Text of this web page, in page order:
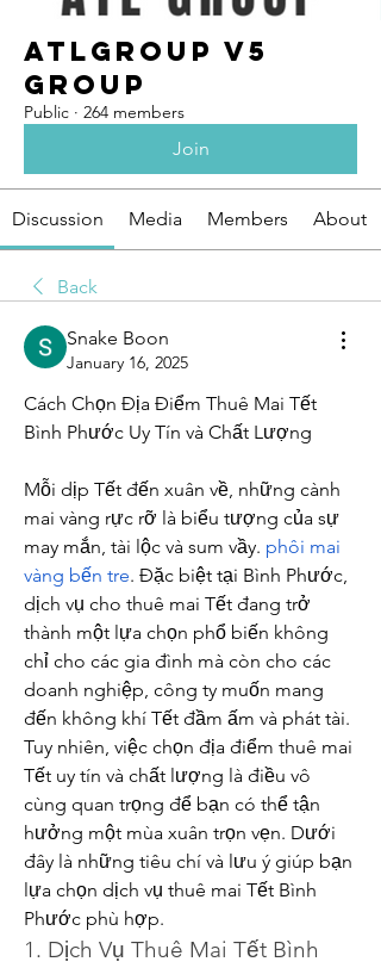
ATLGroup v5
Group
Public · 264 members
Join
Discussion Media Members About
Back
Snake Boon
January 16, 2025
Cách Chọn Địa Điểm Thuê Mai Tết
Bình Phước Uy Tín và Chất Lượng
Mỗi dịp Tết đến xuân về, những cành
mai vàng rực rỡ là biểu tượng của sự
may mắn, tài lộc và sum vầy. phôi mai
vàng bến tre. Đặc biệt tại Bình Phước,
dịch vụ cho thuê mai Tết đang trở
thành một lựa chọn phổ biến không
chỉ cho các gia đình mà còn cho các
doanh nghiệp, công ty muốn mang
đến không khí Tết đầm ấm và phát tài.
Tuy nhiên, việc chọn địa điểm thuê mai
Tết uy tín và chất lượng là điều vô
cùng quan trọng để bạn có thể tận
hưởng một mùa xuân trọn vẹn. Dưới
đây là những tiêu chí và lưu ý giúp bạn
lựa chọn dịch vụ thuê mai Tết Bình
Phước phù hợp.
1. Dịch Vụ Thuê Mai Tết Bình